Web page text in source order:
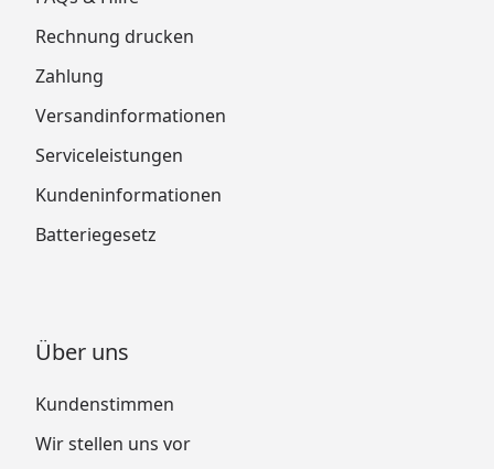
Rechnung drucken
Zahlung
Versandinformationen
Serviceleistungen
Kundeninformationen
Batteriegesetz
Über uns
Kundenstimmen
Wir stellen uns vor